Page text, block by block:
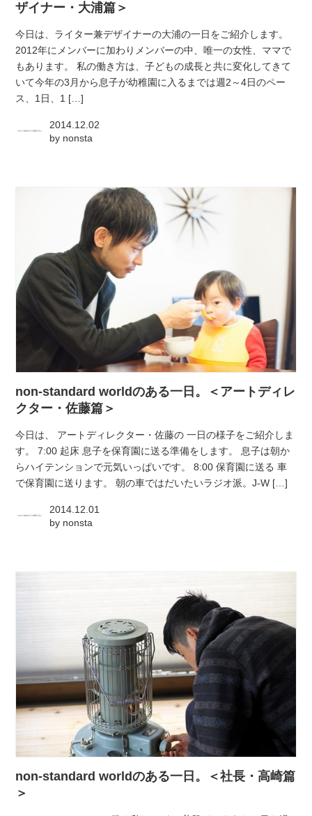
ザイナー・大浦篇＞
今日は、ライター兼デザイナーの大浦の一日をご紹介します。
2012年にメンバーに加わりメンバーの中、唯一の女性、ママで
もあります。 私の働き方は、子どもの成長と共に変化してきて
いて今年の3月から息子が幼稚園に入るまでは週2～4日のペー
ス、1日、1 […]
2014.12.02
by nonsta
non-standard worldのある一日。＜アートディレ
クター・佐藤篇＞
今日は、 アートディレクター・佐藤の 一日の様子をご紹介しま
す。 7:00 起床 息子を保育園に送る準備をします。 息子は朝か
らハイテンションで元気いっぱいです。 8:00 保育園に送る 車
で保育園に送ります。 朝の車ではだいたいラジオ派。J-W […]
2014.12.01
by nonsta
non-standard worldのある一日。＜社長・高崎篇
＞